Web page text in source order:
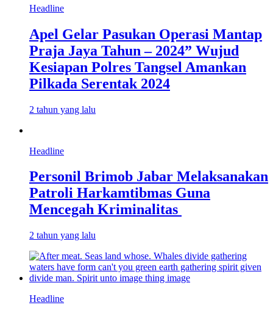
Headline
Apel Gelar Pasukan Operasi Mantap
Praja Jaya Tahun – 2024” Wujud
Kesiapan Polres Tangsel Amankan
Pilkada Serentak 2024
2 tahun yang lalu
Headline
Personil Brimob Jabar Melaksanakan
Patroli Harkamtibmas Guna
Mencegah Kriminalitas
2 tahun yang lalu
Headline